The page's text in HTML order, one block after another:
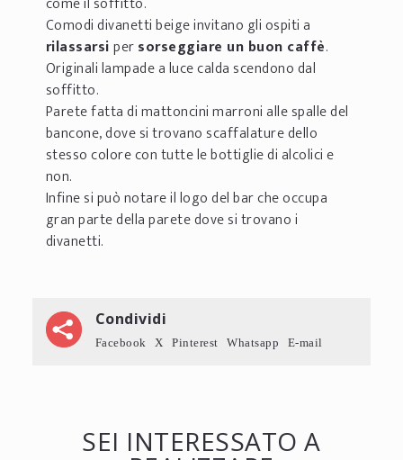
Comodi divanetti beige invitano gli ospiti a
rilassarsipersorseggiare un buon caffè.
Originali lampade a luce calda scendono dal
soffitto.
Parete fatta di mattoncini marroni alle spalle del
bancone, dove si trovano scaffalature dello
stesso colore con tutte le bottiglie di alcolici e
non.
Infine si può notare il logo del bar che occupa
gran parte della parete dove si trovano i
divanetti.
Condividi
Facebook X Pinterest Whatsapp E-mail
SEI INTERESSATO A